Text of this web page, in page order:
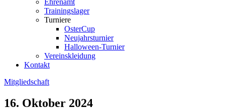
Trainingslager
Turniere
OsterCup
Neujahrsturnier
Halloween-Turnier
Vereinskleidung
Kontakt
Mitgliedschaft
16. Oktober 2024